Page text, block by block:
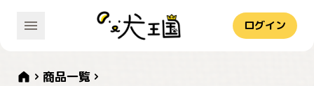
ログイン
商品一覧